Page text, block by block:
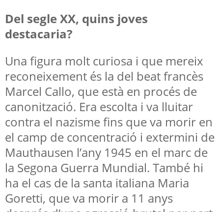
Del segle XX, quins joves
destacaria?
Una figura molt curiosa i que mereix
reconeixement és la del beat francès
Marcel Callo, que està en procés de
canonització. Era escolta i va lluitar
contra el nazisme fins que va morir en
el camp de concentració i extermini de
Mauthausen l’any 1945 en el marc de
la Segona Guerra Mundial. També hi
ha el cas de la santa italiana Maria
Goretti, que va morir a 11 anys